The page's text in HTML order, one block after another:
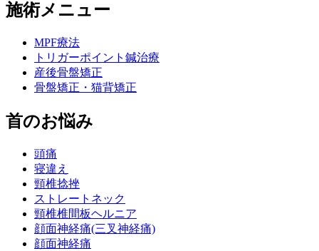
施術メニュー
MPF療法
トリガーポイント鍼治療
産後骨盤矯正
骨盤矯正・猫背矯正
首のお悩み
頭痛
寝違え
頸椎捻挫
ストレートネック
頸椎椎間板ヘルニア
顔面神経痛(三叉神経痛)
顔面神経痛